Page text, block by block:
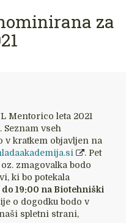
za
Mentorico leta 2021
. Seznam vseh
kratkem objavljen na
. Pet
zmagovalka bodo
ki bo potekala
do 19:00 na Biotehniški
o dogodku bodo v
spletni strani,